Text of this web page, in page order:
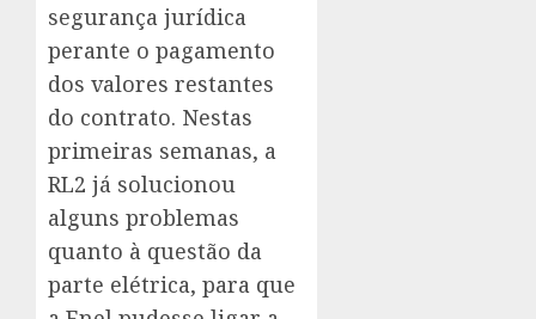
segurança jurídica
perante o pagamento
dos valores restantes
do contrato. Nestas
primeiras semanas, a
RL2 já solucionou
alguns problemas
quanto à questão da
parte elétrica, para que